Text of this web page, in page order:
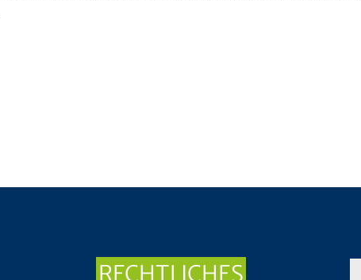
RECHTLICHES